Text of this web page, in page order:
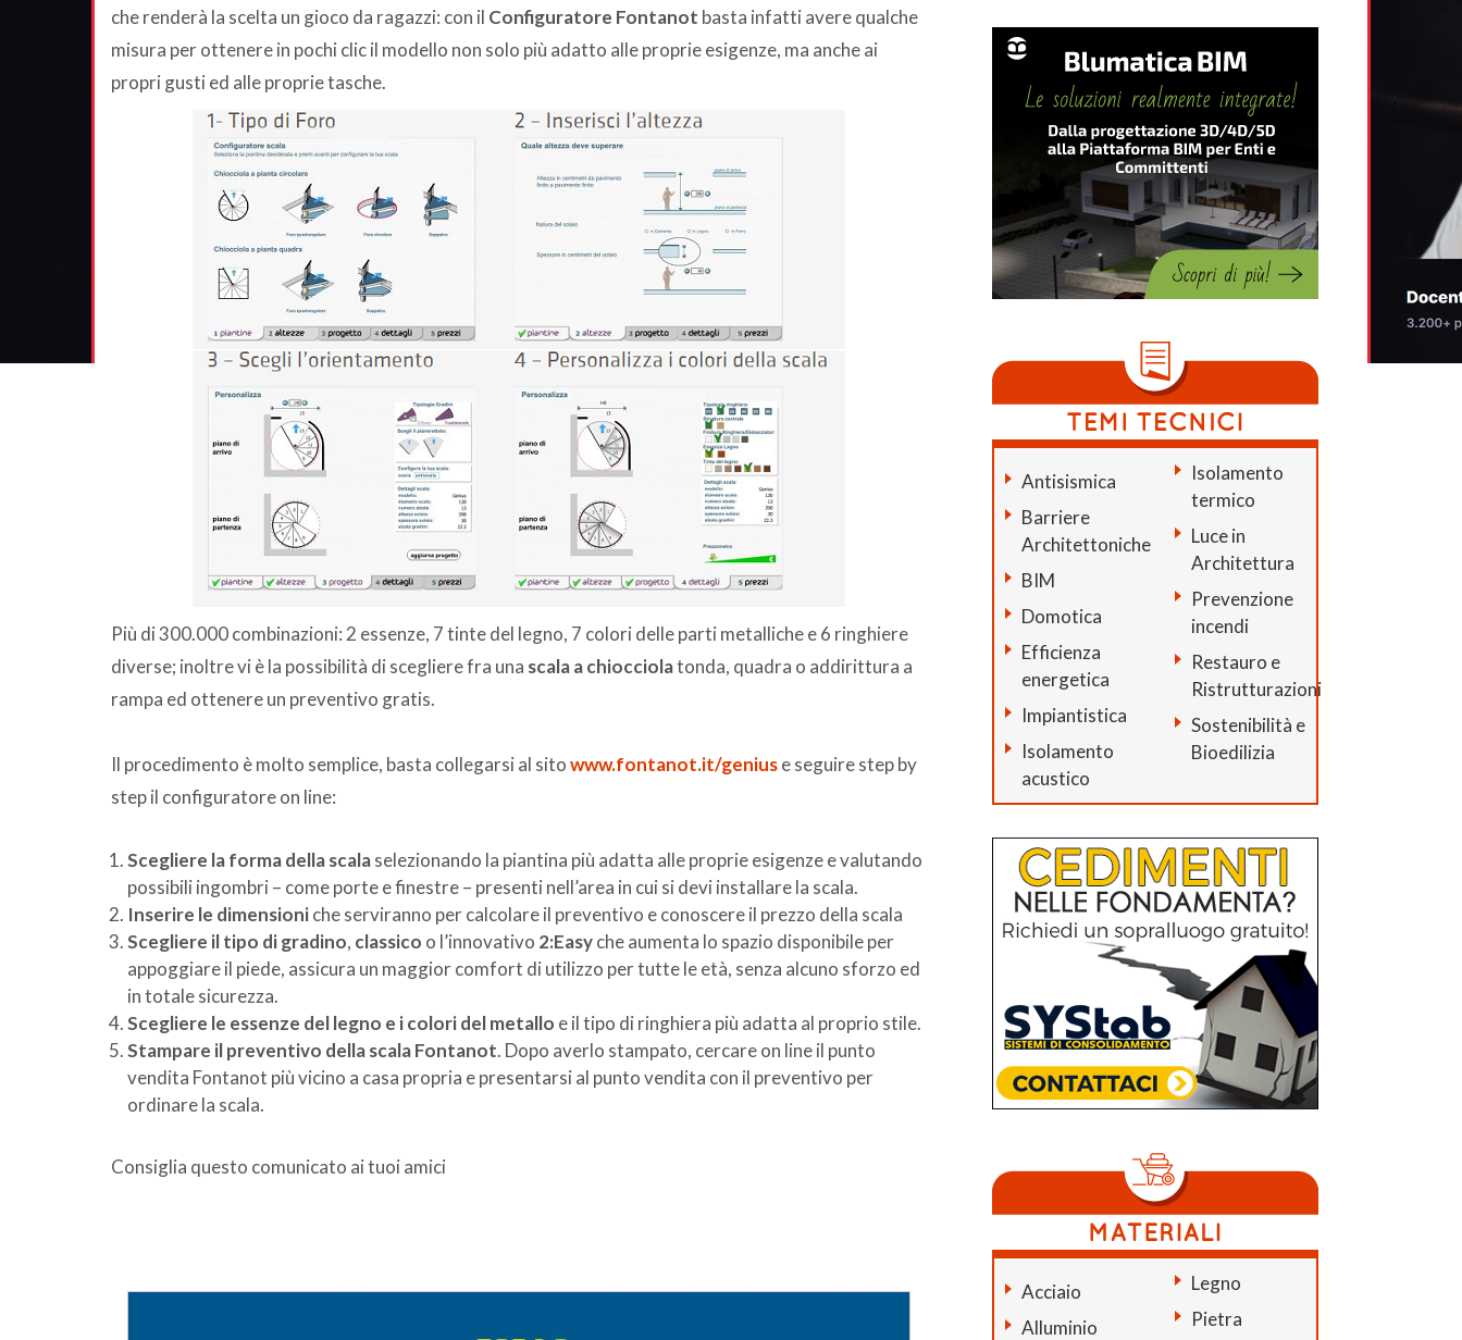
che renderà la scelta un gioco da ragazzi: con il Configuratore Fontanot basta infatti avere qualche
misura per ottenere in pochi clic il modello non solo più adatto alle proprie esigenze, ma anche ai
propri gusti ed alle proprie tasche.
Più di 300.000 combinazioni: 2 essenze, 7 tinte del legno, 7 colori delle parti metalliche e 6 ringhiere
diverse; inoltre vi è la possibilità di scegliere fra una scala a chiocciolatonda, quadra o addirittura a
rampa ed ottenere un preventivo gratis.
Il procedimento è molto semplice, basta collegarsi al sitowww.fontanot.it/geniuse seguire step by
step il configuratore on line:
Scegliere la forma della scalaselezionando la piantina più adatta alle proprie esigenze e valutando
possibili ingombri – come porte e finestre – presenti nell’area in cui si devi installare la scala.
Inserire le dimensioniche serviranno per calcolare il preventivo e conoscere il prezzo della scala
Scegliere il tipo di gradino, classico o l’innovativo 2:Easyche aumenta lo spazio disponibile per
appoggiare il piede, assicura un maggior comfort di utilizzo per tutte le età, senza alcuno sforzo ed
in totale sicurezza.
Scegliere le essenze del legno e i colori del metallo e il tipo di ringhiera più adatta al proprio stile.
Stampare il preventivo della scala Fontanot. Dopo averlo stampato, cercare on line il punto
vendita Fontanot più vicino a casa propria e presentarsi al punto vendita con il preventivo per
ordinare la scala.
Consiglia questo comunicato ai tuoi amici
Antisismica
Barriere
Architettoniche
BIM
Domotica
Efficienza
energetica
Impiantistica
Isolamento
acustico
Isolamento
termico
Luce in
Architettura
Prevenzione
incendi
Restauro e
Ristrutturazioni
Sostenibilità e
Bioedilizia
Acciaio
Alluminio
Legno
Pietra